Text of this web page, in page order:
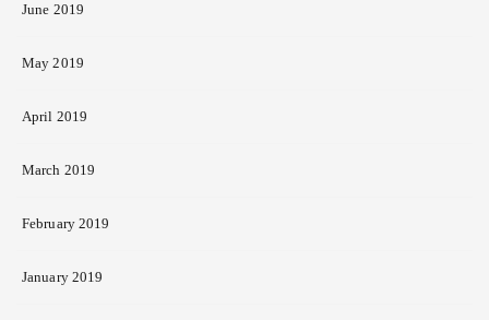
June 2019
May 2019
April 2019
March 2019
February 2019
January 2019